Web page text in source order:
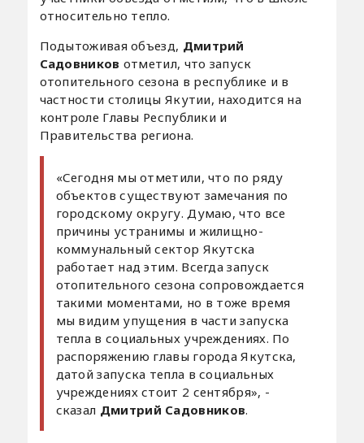
относительно тепло.
Подытоживая объезд, Дмитрий
Садовников отметил, что запуск
отопительного сезона в республике и в
частности столицы Якутии, находится на
контроле Главы Республики и
Правительства региона.
«Сегодня мы отметили, что по ряду
объектов существуют замечания по
городскому округу. Думаю, что все
причины устранимы и жилищно-
коммунальный сектор Якутска
работает над этим. Всегда запуск
отопительного сезона сопровождается
такими моментами, но в тоже время
мы видим упущения в части запуска
тепла в социальных учреждениях. По
распоряжению главы города Якутска,
датой запуска тепла в социальных
учреждениях стоит 2 сентября», -
сказал Дмитрий Садовников.